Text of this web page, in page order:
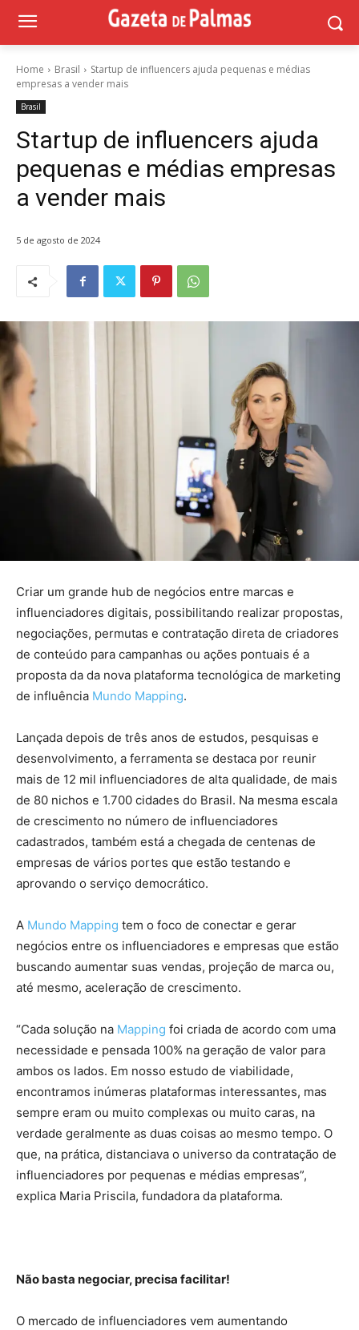
Home Brasil
Startup de influencers ajuda pequenas e médias
empresas a vender mais
Brasil
Startup de influencers ajuda
pequenas e médias empresas
a vender mais
5 de agosto de 2024
Criar um grande hub de negócios entre marcas e
influenciadores digitais, possibilitando realizar propostas,
negociações, permutas e contratação direta de criadores
de conteúdo para campanhas ou ações pontuais é a
proposta da da nova plataforma tecnológica de marketing
de influência Mundo Mapping.
Lançada depois de três anos de estudos, pesquisas e
desenvolvimento, a ferramenta se destaca por reunir
mais de 12 mil influenciadores de alta qualidade, de mais
de 80 nichos e 1.700 cidades do Brasil. Na mesma escala
de crescimento no número de influenciadores
cadastrados, também está a chegada de centenas de
empresas de vários portes que estão testando e
aprovando o serviço democrático.
A Mundo Mapping tem o foco de conectar e gerar
negócios entre os influenciadores e empresas que estão
buscando aumentar suas vendas, projeção de marca ou,
até mesmo, aceleração de crescimento.
“Cada solução na Mapping foi criada de acordo com uma
necessidade e pensada 100% na geração de valor para
ambos os lados. Em nosso estudo de viabilidade,
encontramos inúmeras plataformas interessantes, mas
sempre eram ou muito complexas ou muito caras, na
verdade geralmente as duas coisas ao mesmo tempo. O
que, na prática, distanciava o universo da contratação de
influenciadores por pequenas e médias empresas”,
explica Maria Priscila, fundadora da plataforma.
Não basta negociar, precisa facilitar!
O mercado de influenciadores vem aumentando